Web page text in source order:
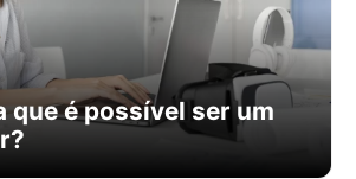
que é possível ser um